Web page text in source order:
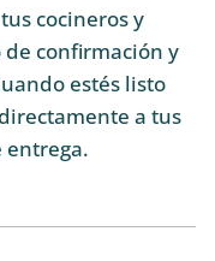
cocineros y
confirmación y
estés listo
a tus
entrega.